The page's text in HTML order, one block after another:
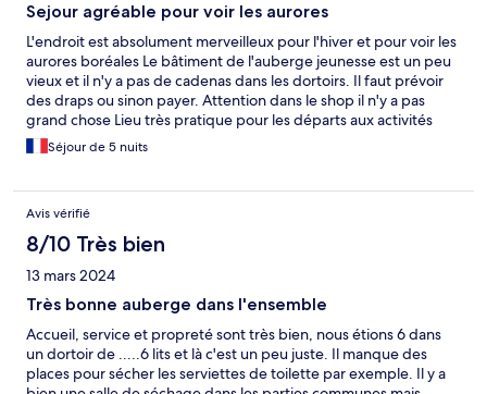
Sejour agréable pour voir les aurores
L'endroit est absolument merveilleux pour l'hiver et pour voir les
aurores boréales Le bâtiment de l'auberge jeunesse est un peu
vieux et il n'y a pas de cadenas dans les dortoirs. Il faut prévoir
des draps ou sinon payer. Attention dans le shop il n'y a pas
grand chose Lieu très pratique pour les départs aux activités
Séjour de 5 nuits
Avis vérifié
8/10 Très bien
13 mars 2024
Très bonne auberge dans l'ensemble
Accueil, service et propreté sont très bien, nous étions 6 dans
un dortoir de .....6 lits et là c'est un peu juste. Il manque des
places pour sécher les serviettes de toilette par exemple. Il y a